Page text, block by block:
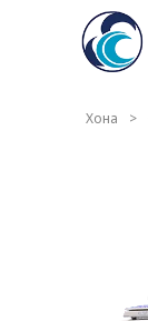
Хона >